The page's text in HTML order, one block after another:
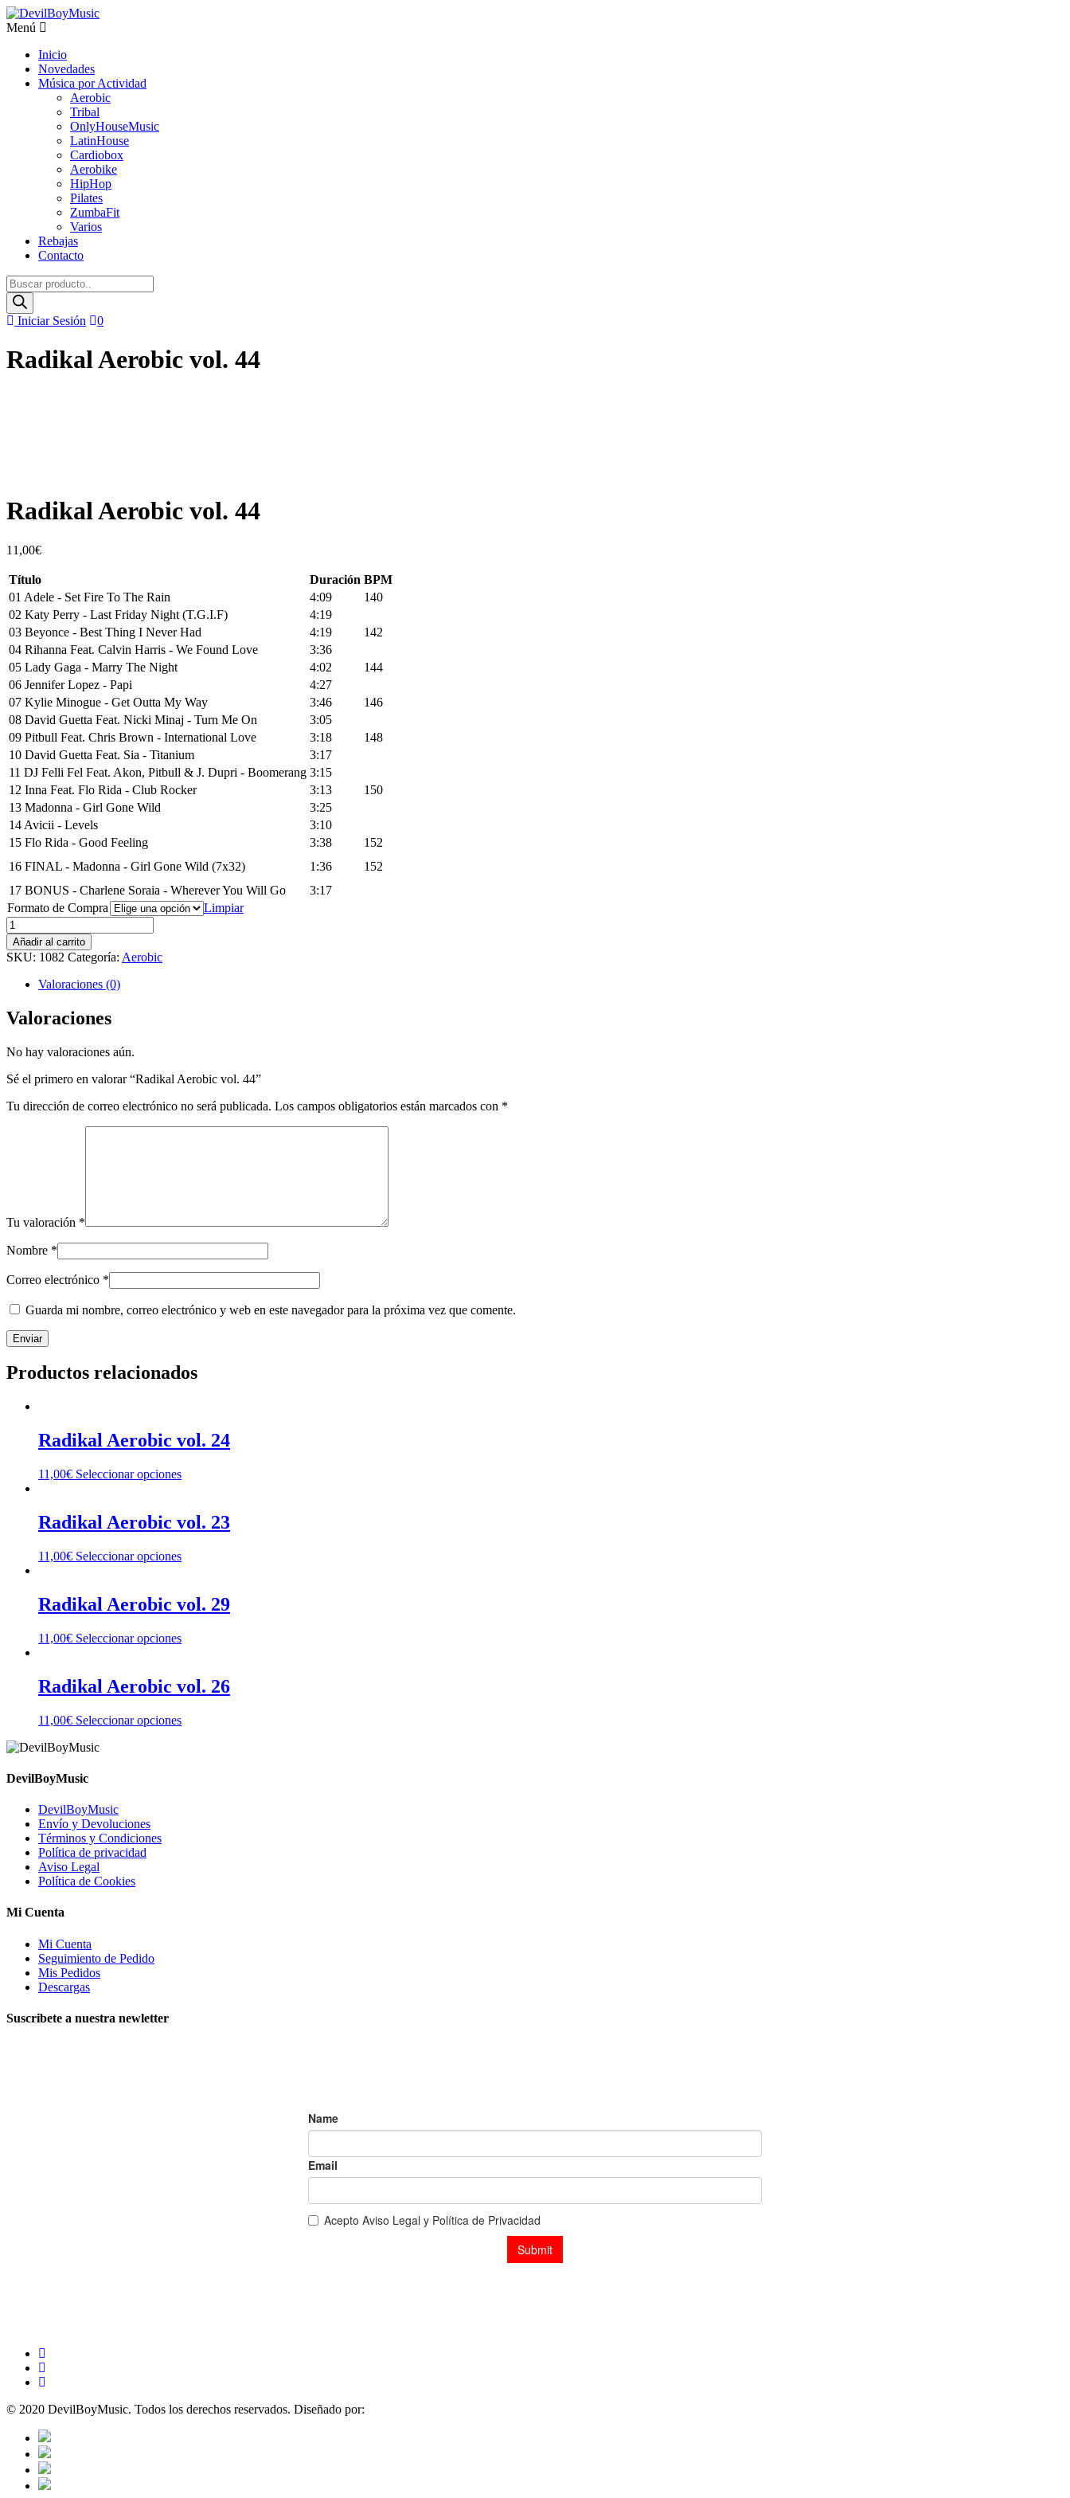
Menú
Inicio
Novedades
Música por Actividad
Aerobic
Tribal
OnlyHouseMusic
LatinHouse
Cardiobox
Aerobike
HipHop
Pilates
ZumbaFit
Varios
Rebajas
Contacto
Búsqueda
de
productos
Iniciar Sesión 0
Radikal Aerobic vol. 44
Radikal Aerobic vol. 44
11,00€
Título Duración BPM
01 Adele - Set Fire To The Rain
4:09
140
02 Katy Perry - Last Friday Night (T.G.I.F)
4:19
03 Beyonce - Best Thing I Never Had
4:19
142
04 Rihanna Feat. Calvin Harris - We Found Love
3:36
05 Lady Gaga - Marry The Night
4:02
144
06 Jennifer Lopez - Papi
4:27
07 Kylie Minogue - Get Outta My Way
3:46
146
08 David Guetta Feat. Nicki Minaj - Turn Me On
3:05
09 Pitbull Feat. Chris Brown - International Love
3:18
148
10 David Guetta Feat. Sia - Titanium
3:17
11 DJ Felli Fel Feat. Akon, Pitbull & J. Dupri - Boomerang 3:15
12 Inna Feat. Flo Rida - Club Rocker
3:13
150
13 Madonna - Girl Gone Wild
3:25
14 Avicii - Levels
3:10
15 Flo Rida - Good Feeling
3:38
152
16 FINAL - Madonna - Girl Gone Wild (7x32)
1:36
152
17 BONUS - Charlene Soraia - Wherever You Will Go
3:17
Formato de Compra
Limpiar
Radikal
Aerobic
vol.
44
cantidad
Añadir al carrito
SKU: 1082 Categoría: Aerobic
Valoraciones (0)
Valoraciones
No hay valoraciones aún.
Sé el primero en valorar “Radikal Aerobic vol. 44”
Tu dirección de correo electrónico no será publicada. Los campos obligatorios están marcados con *
Tu valoración *
Nombre *
Correo electrónico *
Guarda mi nombre, correo electrónico y web en este navegador para la próxima vez que comente.
Productos relacionados
Radikal Aerobic vol. 24
11,00€ Seleccionar opciones
Radikal Aerobic vol. 23
11,00€ Seleccionar opciones
Radikal Aerobic vol. 29
11,00€ Seleccionar opciones
Radikal Aerobic vol. 26
11,00€ Seleccionar opciones
DevilBoyMusic
DevilBoyMusic
Envío y Devoluciones
Términos y Condiciones
Política de privacidad
Aviso Legal
Política de Cookies
Mi Cuenta
Mi Cuenta
Seguimiento de Pedido
Mis Pedidos
Descargas
Suscribete a nuestra newletter
© 2020 DevilBoyMusic. Todos los derechos reservados. Diseñado por: